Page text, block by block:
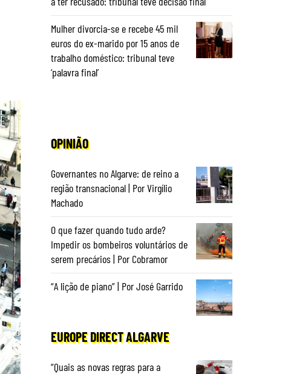
Mulher divorcia-se e recebe 45 mil
euros do ex-marido por 15 anos de
trabalho doméstico: tribunal teve
‘palavra final’
OPINIÃO
Governantes no Algarve: de reino a
região transnacional | Por Virgílio
Machado
O que fazer quando tudo arde?
Impedir os bombeiros voluntários de
serem precários | Por Cobramor
“A lição de piano” | Por José Garrido
EUROPE DIRECT ALGARVE
“Quais as novas regras para a